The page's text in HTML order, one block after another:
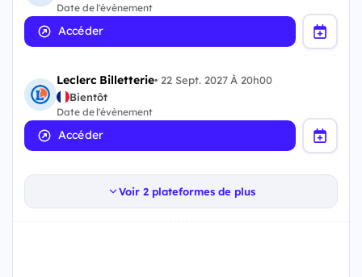
Date de l'évènement
Accéder
Leclerc Billetterie• 22 Sept. 2027 À 20h00
Bientôt
Date de l'évènement
Accéder
Voir 2 plateformes de plus